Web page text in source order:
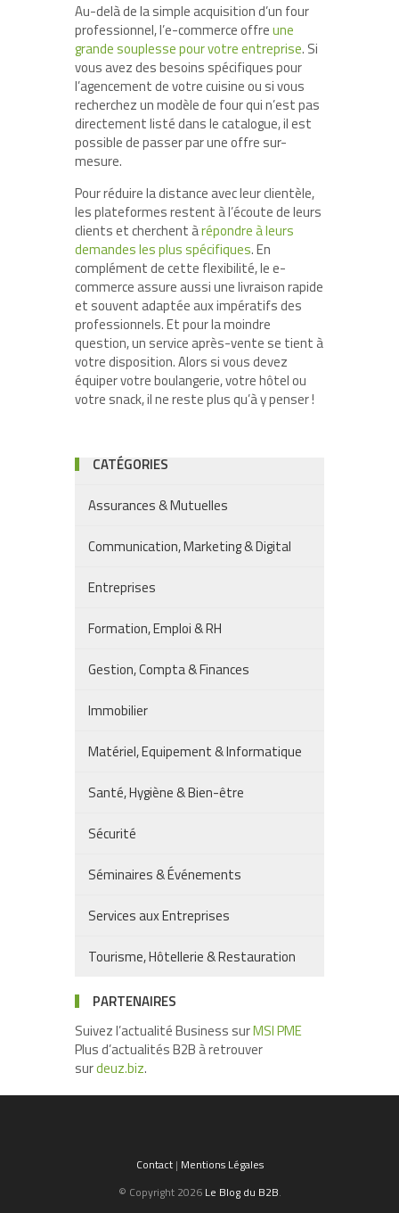
Au-delà de la simple acquisition d’un four
professionnel, l’e-commerce offreune
grande souplesse pour votre entreprise. Si
vous avez des besoins spécifiques pour
l’agencement de votre cuisine ou si vous
recherchez un modèle de four qui n’est pas
directement listé dans le catalogue, il est
possible de passer par une offre sur-
mesure.
Pour réduire la distance avec leur clientèle,
les plateformes restent à l’écoute de leurs
clients et cherchent àrépondre à leurs
demandes les plus spécifiques. En
complément de cette flexibilité, le e-
commerce assure aussi une livraison rapide
et souvent adaptée aux impératifs des
professionnels. Et pour la moindre
question, un service après-vente se tient à
votre disposition. Alors si vous devez
équiper votre boulangerie, votre hôtel ou
votre snack, il ne reste plus qu’à y penser !
CATÉGORIES
Assurances & Mutuelles
Communication, Marketing & Digital
Entreprises
Formation, Emploi & RH
Gestion, Compta & Finances
Immobilier
Matériel, Equipement & Informatique
Santé, Hygiène & Bien-être
Sécurité
Séminaires & Événements
Services aux Entreprises
Tourisme, Hôtellerie & Restauration
PARTENAIRES
Suivez l’actualité Business surMSI PME
Plus d’actualités B2B à retrouver
surdeuz.biz.
Contact| Mentions Légales
© Copyright 2026 Le Blog du B2B.